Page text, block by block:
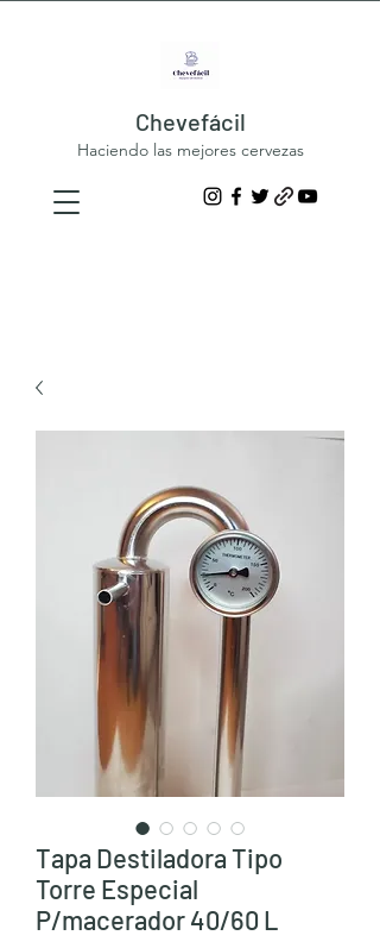
Chevefácil
Haciendo las mejores cervezas
Tapa Destiladora Tipo
Torre Especial
P/macerador 40/60 L